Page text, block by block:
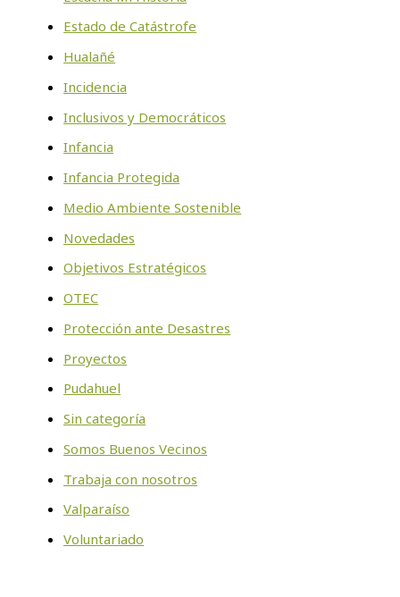
Estado de Catástrofe
Hualañé
Incidencia
Inclusivos y Democráticos
Infancia
Infancia Protegida
Medio Ambiente Sostenible
Novedades
Objetivos Estratégicos
OTEC
Protección ante Desastres
Proyectos
Pudahuel
Sin categoría
Somos Buenos Vecinos
Trabaja con nosotros
Valparaíso
Voluntariado